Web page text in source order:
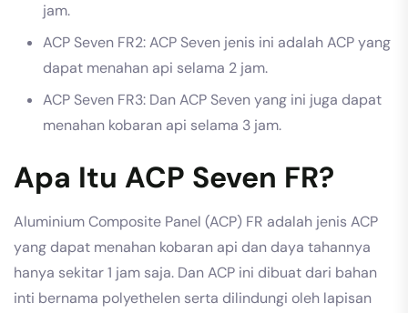
jam.
ACP Seven FR2: ACP Seven jenis ini adalah ACP yang
dapat menahan api selama 2 jam.
ACP Seven FR3: Dan ACP Seven yang ini juga dapat
menahan kobaran api selama 3 jam.
Apa Itu ACP Seven FR?
Aluminium Composite Panel (ACP) FR adalah jenis ACP
yang dapat menahan kobaran api dan daya tahannya
hanya sekitar 1 jam saja. Dan ACP ini dibuat dari bahan
inti bernama polyethelen serta dilindungi oleh lapisan